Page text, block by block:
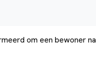
om een bewoner na